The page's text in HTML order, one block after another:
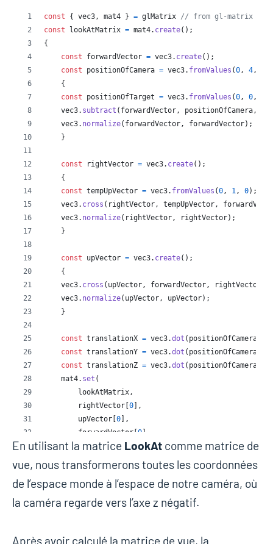
En utilisant la matrice LookAt comme matrice de
vue, nous transformerons toutes les coordonnées
de l’espace monde à l’espace de notre caméra, où
la caméra regarde vers l’axe z négatif.
Après avoir calculé la matrice de vue, la